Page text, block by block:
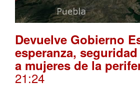
Devuelve Gobierno
esperanza,
a mujeres de la
21:24